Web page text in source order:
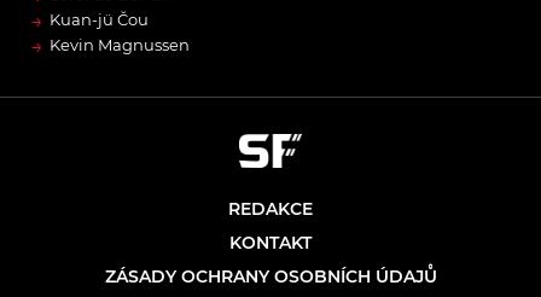
→ Kuan-jü Čou
→ Kevin Magnussen
REDAKCE
KONTAKT
ZÁSADY OCHRANY OSOBNÍCH ÚDAJŮ